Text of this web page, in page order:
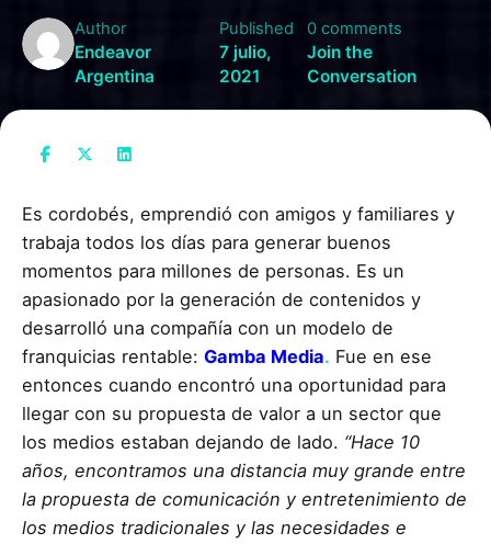
Author
Endeavor
Argentina
Published
7 julio,
2021
0 comments
Join the
Conversation
Es cordobés, emprendió con amigos y familiares y
trabaja todos los días para generar buenos
momentos para millones de personas. Es un
apasionado por la generación de contenidos y
desarrolló una compañía con un modelo de
franquicias rentable: Gamba Media. Fue en ese
entonces cuando encontró una oportunidad para
llegar con su propuesta de valor a un sector que
los medios estaban dejando de lado. “Hace 10
años, encontramos una distancia muy grande entre
la propuesta de comunicación y entretenimiento de
los medios tradicionales y las necesidades e